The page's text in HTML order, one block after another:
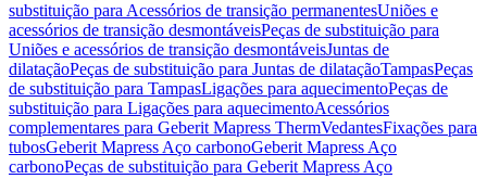
substituição para Acessórios de transição permanentesUniões e
acessórios de transição desmontáveisPeças de substituição para
Uniões e acessórios de transição desmontáveisJuntas de
dilataçãoPeças de substituição para Juntas de dilataçãoTampasPeças
de substituição para TampasLigações para aquecimentoPeças de
substituição para Ligações para aquecimentoAcessórios
complementares para Geberit Mapress ThermVedantesFixações para
tubosGeberit Mapress Aço carbonoGeberit Mapress Aço
carbonoPeças de substituição para Geberit Mapress Aço